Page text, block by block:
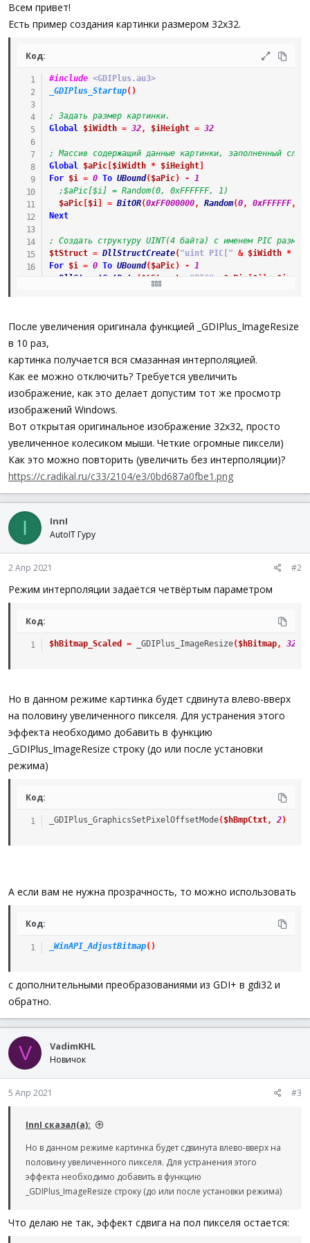
Всем привет!
Есть пример создания картинки размером 32x32.
Код:
#include <GDIPlus.au3>
_GDIPlus_Startup( )
; Задать размер картинки.
Global
$iWidth = 32, $iHeight = 32
; Массив содержащий данные картинки, заполненный
Global
$aPic[ $iWidth * $iHeight]
For
$i = 0 To UBound( $aPic) - 1
;$aPic[$i] = Random(0, 0xFFFFFF, 1)
$aPic[ $i] = BitOR(0xFF000000, Random(0, 0xFFFFFF,
Next
; Создать структуру UINT(4 байта) с именем PIC
$tStruct = DllStructCreate( "uint PIC[" & $iWidth *
For
$i = 0 To UBound( $aPic) - 1
DllStructSetData
( $tStruct "PIC" $aPic [ $i ] $i
$hBitmap = _GDIPlus_BitmapCreateFromScan0($iWidth,
_GDIPlus_ImageSaveToFile ($hBitmap, "pic.bmp"
Local $hBitmap_Scaled = _GDIPlus_ImageResize($hBitmap
; Сохранить в файл.
_GDIPlus_ImageSaveToFile($hBitmap_Scaled, "pic2.bmp"
_GDIPlus_BitmapDispose($hBitmap)
_GDIPlus_ImageDispose($hBitmap_Scaled)
После увеличения оригинала функцией _GDIPlus_ImageResize
в 10 раз,
картинка получается вся смазанная интерполяцией.
Как ее можно отключить? Требуется увеличить
изображение, как это делает допустим тот же просмотр
изображений Windows.
Вот открытая оригинальное изображение 32x32, просто
увеличенное колесиком мыши. Четкие огромные пиксели)
Как это можно повторить (увеличить без интерполяции)?
https://c.radikal.ru/c33/2104/e3/0bd687a0fbe1.png
I InnI
AutoIT Гуру
2 Апр 2021 #2
Режим интерполяции задаётся четвёртым параметром
Код:
$hBitmap_Scaled = _GDIPlus_ImageResize( $hBitmap, 320
Но в данном режиме картинка будет сдвинута влево-вверх
на половину увеличенного пикселя. Для устранения этого
эффекта необходимо добавить в функцию
_GDIPlus_ImageResize строку (до или после установки
режима)
Код:
_GDIPlus_GraphicsSetPixelOffsetMode( $hBmpCtxt, 2)
А если вам не нужна прозрачность, то можно использовать
Код:
_WinAPI_AdjustBitmap( )
с дополнительными преобразованиями из GDI+ в gdi32 и
обратно.
V VadimKHL
Новичок
5 Апр 2021 #3
InnI сказал(а):
Но в данном режиме картинка будет сдвинута влево-вверх на
половину увеличенного пикселя. Для устранения этого
эффекта необходимо добавить в функцию
_GDIPlus_ImageResize строку (до или после установки режима)
Что делаю не так, эффект сдвига на пол пикселя остается: